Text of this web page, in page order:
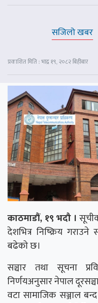
सजिलो खबर
प्रकाशित मिति : भाद्र १९, २०८२ बिहीबार
काठमाडौं, १९ भदौ ।
देशभित्र निष्क्रिय गराउने
बढेको छ।
सञ्चार तथा सूचना
निर्णयअनुसार नेपाल
वटा सामाजिक सञ्जाल